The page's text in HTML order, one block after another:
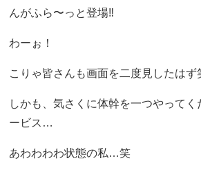
んがふら〜っと登場‼︎
わーぉ！
こりゃ皆さんも画面を二度見したはず
しかも、気さくに体幹を一つやって
ービス…
あわわわわ状態の私…笑